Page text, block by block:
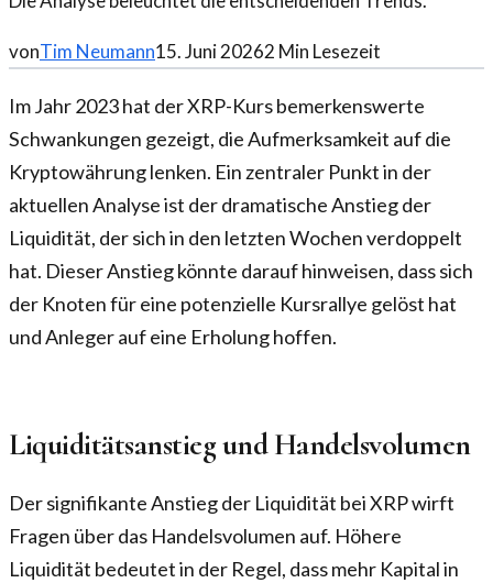
vonTim Neumann15. Juni 20262 Min Lesezeit
Im Jahr 2023 hat der XRP-Kurs bemerkenswerte
Schwankungen gezeigt, die Aufmerksamkeit auf die
Kryptowährung lenken. Ein zentraler Punkt in der
aktuellen Analyse ist der dramatische Anstieg der
Liquidität, der sich in den letzten Wochen verdoppelt
hat. Dieser Anstieg könnte darauf hinweisen, dass sich
der Knoten für eine potenzielle Kursrallye gelöst hat
und Anleger auf eine Erholung hoffen.
Liquiditätsanstieg und Handelsvolumen
Der signifikante Anstieg der Liquidität bei XRP wirft
Fragen über das Handelsvolumen auf. Höhere
Liquidität bedeutet in der Regel, dass mehr Kapital in